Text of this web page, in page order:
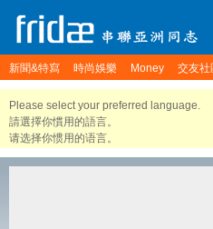
新聞&特寫 時尚娛樂 Money 交友社
Please select your preferred language.
請選擇你慣用的語言。
请选择你惯用的语言。